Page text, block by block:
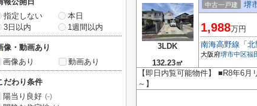
3LDK
132.23㎡
中古一戸建 堺
1,988万円
南海高野線 「 北
大阪府堺市中区福
【即日内覧可能物件】 ■R8年6
～】
指定しない
本日
3日以内
1週間以内
像・動画あり
画像あり
動画あり
だわり条件
陽当り良好 (-)